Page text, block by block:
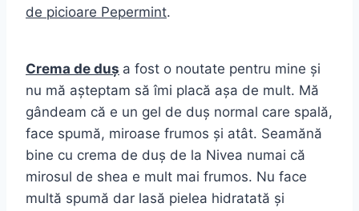
de picioare Pepermint.
Crema de duș a fost o noutate pentru mine și
nu mă așteptam să îmi placă așa de mult. Mă
gândeam că e un gel de duș normal care spală,
face spumă, miroase frumos și atât. Seamănă
bine cu crema de duș de la Nivea numai că
mirosul de shea e mult mai frumos. Nu face
multă spumă dar lasă pielea hidratată și